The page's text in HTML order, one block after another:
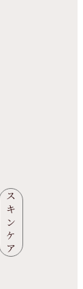
ス
キ
ン
ケ
ア